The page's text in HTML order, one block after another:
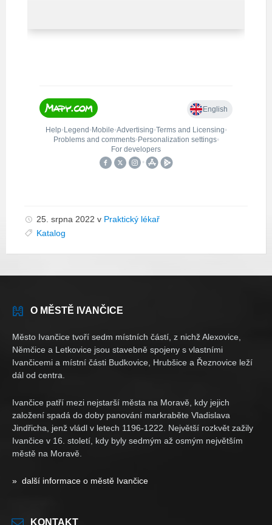
25. srpna 2022 v Praktický lékař
Katalog
O MĚSTĚ IVANČICE
Město Ivančice tvoří sedm místních částí, z nichž Alexovice,
Němčice a Letkovice jsou stavebně spojeny s vlastními
Ivančicemi a místní části Budkovice, Hrubšice a Řeznovice leží
dál od centra.
Ivančice patří mezi nejstarší města na Moravě, kdy jejich
založení spadá do doby panování markraběte Vladislava
Jindřicha, jenž vládl v letech 1196-1222. Největší rozkvět zažily
Ivančice v 16. století, kdy byly sedmým až osmým největším
městě na Moravě.
» další informace o městě Ivančice
KONTAKT